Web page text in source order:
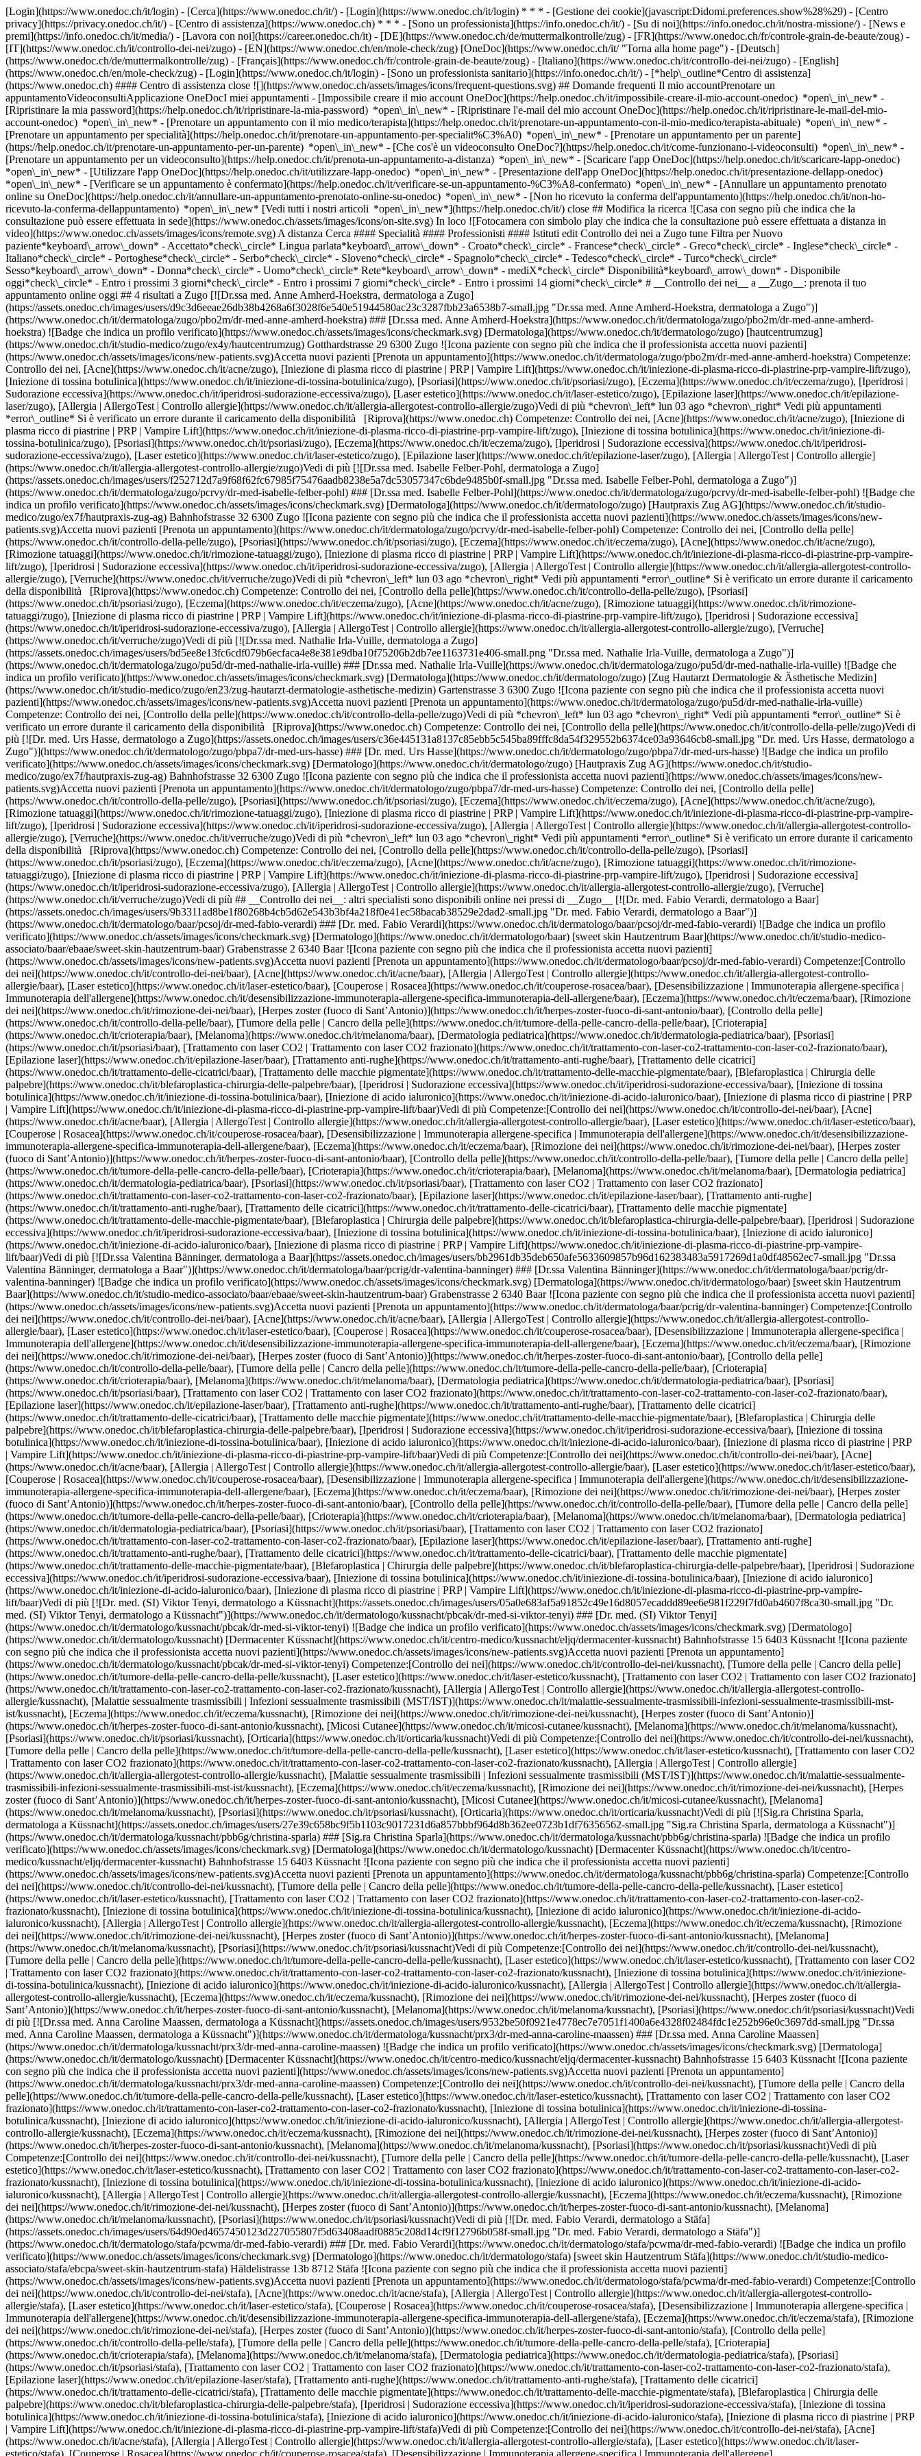
[Login](https://www.onedoc.ch/it/login) - [Cerca](https://www.onedoc.ch/it/) - [Login](https://www.onedoc.ch/it/login) * * * - [Gestione dei cookie](javascript:Didomi.preferences.show%28%29) - [Centro
privacy](https://privacy.onedoc.ch/it/) - [Centro di assistenza](https://www.onedoc.ch) * * * - [Sono un professionista](https://info.onedoc.ch/it/) - [Su di noi](https://info.onedoc.ch/it/nostra-missione/) - [News e
premi](https://info.onedoc.ch/it/media/) - [Lavora con noi](https://career.onedoc.ch/it) - [DE](https://www.onedoc.ch/de/muttermalkontrolle/zug) - [FR](https://www.onedoc.ch/fr/controle-grain-de-beaute/zoug) -
[IT](https://www.onedoc.ch/it/controllo-dei-nei/zugo) - [EN](https://www.onedoc.ch/en/mole-check/zug) [OneDoc](https://www.onedoc.ch/it/ "Torna alla home page") - [Deutsch]
(https://www.onedoc.ch/de/muttermalkontrolle/zug) - [Français](https://www.onedoc.ch/fr/controle-grain-de-beaute/zoug) - [Italiano](https://www.onedoc.ch/it/controllo-dei-nei/zugo) - [English]
(https://www.onedoc.ch/en/mole-check/zug) - [Login](https://www.onedoc.ch/it/login) - [Sono un professionista sanitario](https://info.onedoc.ch/it/) - [*help\_outline*Centro di assistenza]
(https://www.onedoc.ch) #### Centro di assistenza close ![](https://www.onedoc.ch/assets/images/icons/frequent-questions.svg) ## Domande frequenti Il mio accountPrenotare un
appuntamentoVideoconsultiApplicazione OneDocI miei appuntamenti - [Impossibile creare il mio account OneDoc](https://help.onedoc.ch/it/impossibile-creare-il-mio-account-onedoc) *open\_in\_new* -
[Ripristinare la mia password](https://help.onedoc.ch/it/ripristinare-la-mia-password) *open\_in\_new* - [Ripristinare l'e-mail del mio account OneDoc](https://help.onedoc.ch/it/ripristinare-le-mail-del-mio-
account-onedoc) *open\_in\_new* - [Prenotare un appuntamento con il mio medico/terapista](https://help.onedoc.ch/it/prenotare-un-appuntamento-con-il-mio-medico/terapista-abituale) *open\_in\_new* -
[Prenotare un appuntamento per specialità](https://help.onedoc.ch/it/prenotare-un-appuntamento-per-specialit%C3%A0) *open\_in\_new* - [Prenotare un appuntamento per un parente]
(https://help.onedoc.ch/it/prenotare-un-appuntamento-per-un-parente) *open\_in\_new* - [Che cos'è un videoconsulto OneDoc?](https://help.onedoc.ch/it/come-funzionano-i-videoconsulti) *open\_in\_new* -
[Prenotare un appuntamento per un videoconsulto](https://help.onedoc.ch/it/prenota-un-appuntamento-a-distanza) *open\_in\_new* - [Scaricare l'app OneDoc](https://help.onedoc.ch/it/scaricare-lapp-onedoc)
*open\_in\_new* - [Utilizzare l'app OneDoc](https://help.onedoc.ch/it/utilizzare-lapp-onedoc) *open\_in\_new* - [Presentazione dell'app OneDoc](https://help.onedoc.ch/it/presentazione-dellapp-onedoc)
*open\_in\_new* - [Verificare se un appuntamento è confermato](https://help.onedoc.ch/it/verificare-se-un-appuntamento-%C3%A8-confermato) *open\_in\_new* - [Annullare un appuntamento prenotato online su OneDoc](https://help.onedoc.ch/it/annullare-un-appuntamento-prenotato-online-su-onedoc) *open\_in\_new* - [Non ho ricevuto la conferma dell'appuntamento](https://help.onedoc.ch/it/non-ho-ricevuto-la-conferma-dellappuntamento) *open\_in\_new* [Vedi tutti i nostri articoli *open\_in\_new*](https://help.onedoc.ch/it/) close ## Modifica la ricerca ![Casa con segno più che indica che la consultazione può essere effettuata in sede](https://www.onedoc.ch/assets/images/icons/on-site.svg) In loco ![Fotocamera con simbolo play che indica che la consultazione può essere effettuata a distanza in video](https://www.onedoc.ch/assets/images/icons/remote.svg) A distanza Cerca #### Specialità #### Professionisti #### Istituti edit Controllo dei nei a Zugo tune Filtra per Nuovo paziente*keyboard\_arrow\_down* - Accettato*check\_circle* Lingua parlata*keyboard\_arrow\_down* - Croato*check\_circle* - Francese*check\_circle* - Greco*check\_circle* - Inglese*check\_circle* - Italiano*check\_circle* - Portoghese*check\_circle* - Serbo*check\_circle* - Sloveno*check\_circle* - Spagnolo*check\_circle* - Tedesco*check\_circle* - Turco*check\_circle* Sesso*keyboard\_arrow\_down* - Donna*check\_circle* - Uomo*check\_circle* Rete*keyboard\_arrow\_down* - mediX*check\_circle* Disponibilità*keyboard\_arrow\_down* - Disponibile oggi*check\_circle* - Entro i prossimi 3 giorni*check\_circle* - Entro i prossimi 7 giorni*check\_circle* - Entro i prossimi 14 giorni*check\_circle* # __Controllo dei nei__ a __Zugo__: prenota il tuo appuntamento online oggi ## 4 risultati a Zugo [![Dr.ssa med. Anne Amherd-Hoekstra, dermatologa a Zugo](https://assets.onedoc.ch/images/users/d9c3d6eeae26db38b4268a6f3028f6e540e51944580ac23c3287fbb23a6538b7-small.jpg "Dr.ssa med. Anne Amherd-Hoekstra, dermatologa a Zugo")](https://www.onedoc.ch/it/dermatologa/zugo/pbo2m/dr-med-anne-amherd-hoekstra) ### [Dr.ssa med. Anne Amherd-Hoekstra](https://www.onedoc.ch/it/dermatologa/zugo/pbo2m/dr-med-anne-amherd-hoekstra) ![Badge che indica un profilo verificato](https://www.onedoc.ch/assets/images/icons/checkmark.svg) [Dermatologa](https://www.onedoc.ch/it/dermatologo/zugo) [hautcentrumzug](https://www.onedoc.ch/it/studio-medico/zugo/ex4y/hautcentrumzug) Gotthardstrasse 29 6300 Zugo ![Icona paziente con segno più che indica che il professionista accetta nuovi pazienti](https://www.onedoc.ch/assets/images/icons/new-patients.svg)Accetta nuovi pazienti [Prenota un appuntamento](https://www.onedoc.ch/it/dermatologa/zugo/pbo2m/dr-med-anne-amherd-hoekstra) Competenze: Controllo dei nei, [Acne](https://www.onedoc.ch/it/acne/zugo), [Iniezione di plasma ricco di piastrine | PRP | Vampire Lift](https://www.onedoc.ch/it/iniezione-di-plasma-ricco-di-piastrine-prp-vampire-lift/zugo), [Iniezione di tossina botulinica](https://www.onedoc.ch/it/iniezione-di-tossina-botulinica/zugo), [Psoriasi](https://www.onedoc.ch/it/psoriasi/zugo), [Eczema](https://www.onedoc.ch/it/eczema/zugo), [Iperidrosi | Sudorazione eccessiva](https://www.onedoc.ch/it/iperidrosi-sudorazione-eccessiva/zugo), [Laser estetico](https://www.onedoc.ch/it/laser-estetico/zugo), [Epilazione laser](https://www.onedoc.ch/it/epilazione-laser/zugo), [Allergia | AllergoTest | Controllo allergie](https://www.onedoc.ch/it/allergia-allergotest-controllo-allergie/zugo)Vedi di più *chevron\_left* lun 03 ago *chevron\_right* Vedi più appuntamenti *error\_outline* Si è verificato un errore durante il caricamento della disponibilità [Riprova](https://www.onedoc.ch) Competenze: Controllo dei nei, [Acne](https://www.onedoc.ch/it/acne/zugo), [Iniezione di plasma ricco di piastrine | PRP | Vampire Lift](https://www.onedoc.ch/it/iniezione-di-plasma-ricco-di-piastrine-prp-vampire-lift/zugo), [Iniezione di tossina botulinica](https://www.onedoc.ch/it/iniezione-di-tossina-botulinica/zugo), [Psoriasi](https://www.onedoc.ch/it/psoriasi/zugo), [Eczema](https://www.onedoc.ch/it/eczema/zugo), [Iperidrosi | Sudorazione eccessiva](https://www.onedoc.ch/it/iperidrosi-sudorazione-eccessiva/zugo), [Laser estetico](https://www.onedoc.ch/it/laser-estetico/zugo), [Epilazione laser](https://www.onedoc.ch/it/epilazione-laser/zugo), [Allergia | AllergoTest | Controllo allergie](https://www.onedoc.ch/it/allergia-allergotest-controllo-allergie/zugo)Vedi di più [![Dr.ssa med. Isabelle Felber-Pohl, dermatologa a Zugo](https://assets.onedoc.ch/images/users/f252712d7a9f68f62fc67985f75476aadb8238e5a7dc53057347c6bde9485b0f-small.jpg "Dr.ssa med. Isabelle Felber-Pohl, dermatologa a Zugo")](https://www.onedoc.ch/it/dermatologa/zugo/pcrvy/dr-med-isabelle-felber-pohl) ### [Dr.ssa med. Isabelle Felber-Pohl](https://www.onedoc.ch/it/dermatologa/zugo/pcrvy/dr-med-isabelle-felber-pohl) ![Badge che indica un profilo verificato](https://www.onedoc.ch/assets/images/icons/checkmark.svg) [Dermatologa](https://www.onedoc.ch/it/dermatologo/zugo) [Hautpraxis Zug AG](https://www.onedoc.ch/it/studio-medico/zugo/ex7f/hautpraxis-zug-ag) Bahnhofstrasse 32 6300 Zugo ![Icona paziente con segno più che indica che il professionista accetta nuovi pazienti](https://www.onedoc.ch/assets/images/icons/new-patients.svg)Accetta nuovi pazienti [Prenota un appuntamento](https://www.onedoc.ch/it/dermatologa/zugo/pcrvy/dr-med-isabelle-felber-pohl) Competenze: Controllo dei nei, [Controllo della pelle](https://www.onedoc.ch/it/controllo-della-pelle/zugo), [Psoriasi](https://www.onedoc.ch/it/psoriasi/zugo), [Eczema](https://www.onedoc.ch/it/eczema/zugo), [Acne](https://www.onedoc.ch/it/acne/zugo), [Rimozione tatuaggi](https://www.onedoc.ch/it/rimozione-tatuaggi/zugo), [Iniezione di plasma ricco di piastrine | PRP | Vampire Lift](https://www.onedoc.ch/it/iniezione-di-plasma-ricco-di-piastrine-prp-vampire-lift/zugo), [Iperidrosi | Sudorazione eccessiva](https://www.onedoc.ch/it/iperidrosi-sudorazione-eccessiva/zugo), [Allergia | AllergoTest | Controllo allergie](https://www.onedoc.ch/it/allergia-allergotest-controllo-allergie/zugo), [Verruche](https://www.onedoc.ch/it/verruche/zugo)Vedi di più *chevron\_left* lun 03 ago *chevron\_right* Vedi più appuntamenti *error\_outline* Si è verificato un errore durante il caricamento della disponibilità [Riprova](https://www.onedoc.ch) Competenze: Controllo dei nei, [Controllo della pelle](https://www.onedoc.ch/it/controllo-della-pelle/zugo), [Psoriasi](https://www.onedoc.ch/it/psoriasi/zugo), [Eczema](https://www.onedoc.ch/it/eczema/zugo), [Acne](https://www.onedoc.ch/it/acne/zugo), [Rimozione tatuaggi](https://www.onedoc.ch/it/rimozione-tatuaggi/zugo), [Iniezione di plasma ricco di piastrine | PRP | Vampire Lift](https://www.onedoc.ch/it/iniezione-di-plasma-ricco-di-piastrine-prp-vampire-lift/zugo), [Iperidrosi | Sudorazione eccessiva](https://www.onedoc.ch/it/iperidrosi-sudorazione-eccessiva/zugo), [Allergia | AllergoTest | Controllo allergie](https://www.onedoc.ch/it/allergia-allergotest-controllo-allergie/zugo), [Verruche](https://www.onedoc.ch/it/verruche/zugo)Vedi di più [![Dr.ssa med. Nathalie Irla-Vuille, dermatologa a Zugo](https://assets.onedoc.ch/images/users/bd5ee8e13fc6cdf079b6ecfaca4e8e381e9dba10f75206b2db7ee1163731e406-small.png "Dr.ssa med. Nathalie Irla-Vuille, dermatologa a Zugo")](https://www.onedoc.ch/it/dermatologa/zugo/pu5d/dr-med-nathalie-irla-vuille) ### [Dr.ssa med. Nathalie Irla-Vuille](https://www.onedoc.ch/it/dermatologa/zugo/pu5d/dr-med-nathalie-irla-vuille) ![Badge che indica un profilo verificato](https://www.onedoc.ch/assets/images/icons/checkmark.svg) [Dermatologa](https://www.onedoc.ch/it/dermatologo/zugo) [Zug Hautarzt Dermatologie & Ästhetische Medizin](https://www.onedoc.ch/it/studio-medico/zugo/en23/zug-hautarzt-dermatologie-asthetische-medizin) Gartenstrasse 3 6300 Zugo ![Icona paziente con segno più che indica che il professionista accetta nuovi pazienti](https://www.onedoc.ch/assets/images/icons/new-patients.svg)Accetta nuovi pazienti [Prenota un appuntamento](https://www.onedoc.ch/it/dermatologa/zugo/pu5d/dr-med-nathalie-irla-vuille) Competenze: Controllo dei nei, [Controllo della pelle](https://www.onedoc.ch/it/controllo-della-pelle/zugo)Vedi di più *chevron\_left* lun 03 ago *chevron\_right* Vedi più appuntamenti *error\_outline* Si è verificato un errore durante il caricamento della disponibilità [Riprova](https://www.onedoc.ch) Competenze: Controllo dei nei, [Controllo della pelle](https://www.onedoc.ch/it/controllo-della-pelle/zugo)Vedi di più [![Dr. med. Urs Hasse, dermatologo a Zugo](https://assets.onedoc.ch/images/users/c36e445131a8137c85ebb5c545ba89fffc8da54f329552b6374ce03a93646cb8-small.jpg "Dr. med. Urs Hasse, dermatologo a Zugo")](https://www.onedoc.ch/it/dermatologo/zugo/pbpa7/dr-med-urs-hasse) ### [Dr. med. Urs Hasse](https://www.onedoc.ch/it/dermatologo/zugo/pbpa7/dr-med-urs-hasse) ![Badge che indica un profilo verificato](https://www.onedoc.ch/assets/images/icons/checkmark.svg) [Dermatologo](https://www.onedoc.ch/it/dermatologo/zugo) [Hautpraxis Zug AG](https://www.onedoc.ch/it/studio-medico/zugo/ex7f/hautpraxis-zug-ag) Bahnhofstrasse 32 6300 Zugo ![Icona paziente con segno più che indica che il professionista accetta nuovi pazienti](https://www.onedoc.ch/assets/images/icons/new-patients.svg)Accetta nuovi pazienti [Prenota un appuntamento](https://www.onedoc.ch/it/dermatologo/zugo/pbpa7/dr-med-urs-hasse) Competenze: Controllo dei nei, [Controllo della pelle](https://www.onedoc.ch/it/controllo-della-pelle/zugo), [Psoriasi](https://www.onedoc.ch/it/psoriasi/zugo), [Eczema](https://www.onedoc.ch/it/eczema/zugo), [Acne](https://www.onedoc.ch/it/acne/zugo), [Rimozione tatuaggi](https://www.onedoc.ch/it/rimozione-tatuaggi/zugo), [Iniezione di plasma ricco di piastrine | PRP | Vampire Lift](https://www.onedoc.ch/it/iniezione-di-plasma-ric
co2-trattamento-con-laser-co2-frazionato/baar), [Epilazione laser](https://www.onedoc.ch/it/epilazione-laser/baar), [Trattamento anti-rughe](https://www.onedoc.ch/it/trattamento-anti-rughe/baar), [Trattamento delle cicatrici](https://www.onedoc.ch/it/trattamento-delle-cicatrici/baar), [Trattamento delle macchie pigmentate](https://www.onedoc.ch/it/trattamento-delle-macchie-pigmentate/baar), [Blefaroplastica | Chirurgia delle palpebre](https://www.onedoc.ch/it/blefaroplastica-chirurgia-delle-palpebre/baar), [Iperidrosi | Sudorazione eccessiva](https://www.onedoc.ch/it/iperidrosi-sudorazione-eccessiva/baar), [Iniezione di tossina botulinica](https://www.onedoc.ch/it/iniezione-di-tossina-botulinica/baar), [Iniezione di acido ialuronico](https://www.onedoc.ch/it/iniezione-di-acido-ialuronico/baar), [Iniezione di plasma ricco di piastrine | PRP | Vampire Lift](https://www.onedoc.ch/it/iniezione-di-plasma-ricco-di-piastrine-prp-vampire-lift/baar)Vedi di più Competenze:[Controllo dei nei](https://www.onedoc.ch/it/controllo-dei-nei/baar), [Acne](https://www.onedoc.ch/it/acne/baar), [Allergia | AllergoTest | Controllo allergie](https://www.onedoc.ch/it/allergia-allergotest-controllo-allergie/baar), [Laser estetico](https://www.onedoc.ch/it/laser-estetico/baar), [Couperose | Rosacea](https://www.onedoc.ch/it/couperose-rosacea/baar), [Desensibilizzazione | Immunoterapia allergene-specifica | Immunoterapia dell'allergene](https://www.onedoc.ch/it/desensibilizzazione-immunoterapia-allergene-specifica-immunoterapia-dell-allergene/baar), [Eczema](https://www.onedoc.ch/it/eczema/baar), [Rimozione dei nei](https://www.onedoc.ch/it/rimozione-dei-nei/baar), [Herpes zoster (fuoco di Sant’Antonio)](https://www.onedoc.ch/it/herpes-zoster-fuoco-di-sant-antonio/baar), [Controllo della pelle](https://www.onedoc.ch/it/controllo-della-pelle/baar), [Tumore della pelle | Cancro della pelle](https://www.onedoc.ch/it/tumore-della-pelle-cancro-della-pelle/baar), [Crioterapia](https://www.onedoc.ch/it/crioterapia/baar), [Melanoma](https://www.onedoc.ch/it/melanoma/baar), [Dermatologia pediatrica](https://www.onedoc.ch/it/dermatologia-pediatrica/baar), [Psoriasi](https://www.onedoc.ch/it/psoriasi/baar), [Trattamento con laser CO2 | Trattamento con laser CO2 frazionato](https://www.onedoc.ch/it/trattamento-con-laser-co2-trattamento-con-laser-co2-frazionato/baar), [Epilazione laser](https://www.onedoc.ch/it/epilazione-laser/baar), [Trattamento anti-rughe](https://www.onedoc.ch/it/trattamento-anti-rughe/baar), [Trattamento delle cicatrici](https://www.onedoc.ch/it/trattamento-delle-cicatrici/baar), [Trattamento delle macchie pigmentate](https://www.onedoc.ch/it/trattamento-delle-macchie-pigmentate/baar), [Blefaroplastica | Chirurgia delle palpebre](https://www.onedoc.ch/it/blefaroplastica-chirurgia-delle-palpebre/baar), [Iperidrosi | Sudorazione eccessiva](https://www.onedoc.ch/it/iperidrosi-sudorazione-eccessiva/baar), [Iniezione di tossina botulinica](https://www.onedoc.ch/it/iniezione-di-tossina-botulinica/baar), [Iniezione di acido ialuronico](https://www.onedoc.ch/it/iniezione-di-acido-ialuronico/baar), [Iniezione di plasma ricco di piastrine | PRP | Vampire Lift](https://www.onedoc.ch/it/iniezione-di-plasma-ricco-di-piastrine-prp-vampire-lift/baar)Vedi di più [![Dr. med. (SI) Viktor Tenyi, dermatologo a Küssnacht](https://assets.onedoc.ch/images/users/05a0e683af5a91852c49e16d8057ecaddd89ee6e981f229f7fd0ab4607f8ca30-small.jpg "Dr. med. (SI) Viktor Tenyi, dermatologo a Küssnacht")](https://www.onedoc.ch/it/dermatologo/kussnacht/pbcak/dr-med-si-viktor-tenyi) ### [Dr. med. (SI) Viktor Tenyi](https://www.onedoc.ch/it/dermatologo/kussnacht/pbcak/dr-med-si-viktor-tenyi) ![Badge che indica un profilo verificato](https://www.onedoc.ch/assets/images/icons/checkmark.svg) [Dermatologo](https://www.onedoc.ch/it/dermatologo/kussnacht) [Dermacenter Küssnacht](https://www.onedoc.ch/it/centro-medico/kussnacht/eljq/dermacenter-kussnacht) Bahnhofstrasse 15 6403 Küssnacht ![Icona paziente con segno più che indica che il professionista accetta nuovi pazienti](https://www.onedoc.ch/assets/images/icons/new-patients.svg)Accetta nuovi pazienti [Prenota un appuntamento](https://www.onedoc.ch/it/dermatologo/kussnacht/pbcak/dr-med-si-viktor-tenyi) Competenze:[Controllo dei nei](https://www.onedoc.ch/it/controllo-dei-nei/kussnacht), [Tumore della pelle | Cancro della pelle](https://www.onedoc.ch/it/tumore-della-pelle-cancro-della-pelle/kussnacht), [Laser estetico](https://www.onedoc.ch/it/laser-estetico/kussnacht), [Trattamento con laser CO2 | Trattamento con laser CO2 frazionato](https://www.onedoc.ch/it/trattamento-con-laser-co2-trattamento-con-laser-co2-frazionato/kussnacht), [Allergia | AllergoTest | Controllo allergie](https://www.onedoc.ch/it/allergia-allergotest-controllo-allergie/kussnacht), [Malattie sessualmente trasmissibili | Infezioni sessualmente trasmissibili (MST/IST)](https://www.onedoc.ch/it/malattie-sessualmente-trasmissibili-infezioni-sessualmente-trasmissibili-mst-ist/kussnacht), [Eczema](https://www.onedoc.ch/it/eczema/kussnacht), [Rimozione dei nei](https://www.onedoc.ch/it/rimozione-dei-nei/kussnacht), [Herpes zoster (fuoco di Sant’Antonio)](https://www.onedoc.ch/it/herpes-zoster-fuoco-di-sant-antonio/kussnacht), [Micosi Cutanee](https://www.onedoc.ch/it/micosi-cutanee/kussnacht), [Melanoma](https://www.onedoc.ch/it/melanoma/kussnacht), [Psoriasi](https://www.onedoc.ch/it/psoriasi/kussnacht), [Orticaria](https://www.onedoc.ch/it/orticaria/kussnacht)Vedi di più Competenze:[Controllo dei nei](https://www.onedoc.ch/it/controllo-dei-nei/kussnacht), [Tumore della pelle | Cancro della pelle](https://www.onedoc.ch/it/tumore-della-pelle-cancro-della-pelle/kussnacht), [Laser estetico](https://www.onedoc.ch/it/laser-estetico/kussnacht), [Trattamento con laser CO2 | Trattamento con laser CO2 frazionato](https://www.onedoc.ch/it/trattamento-con-laser-co2-trattamento-con-laser-co2-frazionato/kussnacht), [Allergia | AllergoTest | Controllo allergie](https://www.onedoc.ch/it/allergia-allergotest-controllo-allergie/kussnacht), [Malattie sessualmente trasmissibili | Infezioni sessualmente trasmissibili (MST/IST)](https://www.onedoc.ch/it/malattie-sessualmente-trasmissibili-infezioni-sessualmente-trasmissibili-mst-ist/kussnacht), [Eczema](https://www.onedoc.ch/it/eczema/kussnacht), [Rimozione dei nei](https://www.onedoc.ch/it/rimozione-dei-nei/kussnacht), [Herpes zoster (fuoco di Sant’Antonio)](https://www.onedoc.ch/it/herpes-zoster-fuoco-di-sant-antonio/kussnacht), [Micosi Cutanee](https://www.onedoc.ch/it/micosi-cutanee/kussnacht), [Melanoma](https://www.onedoc.ch/it/melanoma/kussnacht), [Psoriasi](https://www.onedoc.ch/it/psoriasi/kussnacht), [Orticaria](https://www.onedoc.ch/it/orticaria/kussnacht)Vedi di più [![Sig.ra Christina Sparla, dermatologa a Küssnacht](https://assets.onedoc.ch/images/users/27e39c658bc9f5b1103c9017231d6a857bbbf964d8b362ee0723b1df76356562-small.jpg "Sig.ra Christina Sparla, dermatologa a Küssnacht")](https://www.onedoc.ch/it/dermatologa/kussnacht/pbb6g/christina-sparla) ### [Sig.ra Christina Sparla](https://www.onedoc.ch/it/dermatologa/kussnacht/pbb6g/christina-sparla) ![Badge che indica un profilo verificato](https://www.onedoc.ch/assets/images/icons/checkmark.svg) [Dermatologa](https://www.onedoc.ch/it/dermatologo/kussnacht) [Dermacenter Küssnacht](https://www.onedoc.ch/it/centro-medico/kussnacht/eljq/dermacenter-kussnacht) Bahnhofstrasse 15 6403 Küssnacht ![Icona paziente con segno più che indica che il professionista accetta nuovi pazienti](https://www.onedoc.ch/assets/images/icons/new-patients.svg)Accetta nuovi pazienti [Prenota un appuntamento](https://www.onedoc.ch/it/dermatologa/kussnacht/pbb6g/christina-sparla) Competenze:[Controllo dei nei](https://www.onedoc.ch/it/controllo-dei-nei/kussnacht), [Tumore della pelle | Cancro della pelle](https://www.onedoc.ch/it/tumore-della-pelle-cancro-della-pelle/kussnacht), [Laser estetico](https://www.onedoc.ch/it/laser-estetico/kussnacht), [Trattamento con laser CO2 | Trattamento con laser CO2 frazionato](https://www.onedoc.ch/it/trattamento-con-laser-co2-trattamento-con-laser-co2-frazionato/kussnacht), [Iniezione di tossina botulinica](https://www.onedoc.ch/it/iniezione-di-tossina-botulinica/kussnacht), [Iniezione di acido ialuronico](https://www.onedoc.ch/it/iniezione-di-acido-ialuronico/kussnacht), [Allergia | AllergoTest | Controllo allergie](https://www.onedoc.ch/it/allergia-allergotest-controllo-allergie/kussnacht), [Eczema](https://www.onedoc.ch/it/eczema/kussnacht), [Rimozione dei nei](https://www.onedoc.ch/it/rimozione-dei-nei/kussnacht), [Herpes zoster (fuoco di Sant’Antonio)](https://www.onedoc.ch/it/herpes-zoster-fuoco-di-sant-antonio/kussnacht), [Melanoma](https://www.onedoc.ch/it/melanoma/kussnacht), [Psoriasi](https://www.onedoc.ch/it/psoriasi/kussnacht)Vedi di più Competenze:[Controllo dei nei](https://www.onedoc.ch/it/controllo-dei-nei/kussnacht), [Tumore della pelle | Cancro della pelle](https://www.onedoc.ch/it/tumore-della-pelle-cancro-della-pelle/kussnacht), [Laser estetico](https://www.onedoc.ch/it/laser-estetico/kussnacht), [Trattamento con laser CO2 | Trattamento con laser CO2 frazionato](https://www.onedoc.ch/it/trattamento-con-laser-co2-trattamento-con-laser-co2-frazionato/kussnacht), [Iniezione di tossina botulinica](https://www.onedoc.ch/it/iniezione-di-tossina-botulinica/kussnacht), [Iniezione di acido ialuronico](https://www.onedoc.ch/it/iniezione-di-acido-ialuronico/kussnacht), [Allergia | AllergoTest | Controllo allergie](https://www.onedoc.ch/it/allergia-allergotest-controllo-allergie/kussnacht), [Eczema](https://www.onedoc.ch/it/eczema/kussnacht), [Rimozione dei nei](https://www.onedoc.ch/it/rimozione-dei-nei/kussnacht), [Herpes zoster (fuoco di Sant’Antonio)](https://www.onedoc.ch/it/herpes-zoster-fuoco-di-sant-antonio/kussnacht), [Melanoma](https://www.onedoc.ch/it/melanoma/kussnacht), [Psoriasi](https://www.onedoc.ch/it/psoria